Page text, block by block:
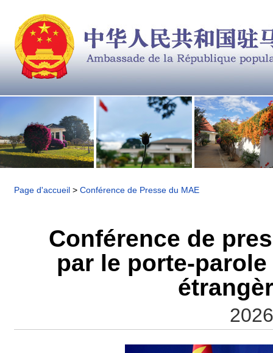
Page d'accueil > Conférence de Presse du MAE
Conférence de
par le porte-